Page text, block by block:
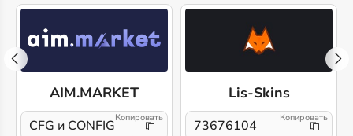
AIM.MARKET
CFG и CONFIG
Lis-Skins
73676104